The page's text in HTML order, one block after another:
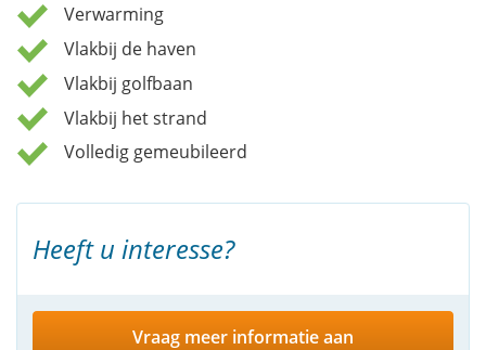
Verwarming
Vlakbij de haven
Vlakbij golfbaan
Vlakbij het strand
Volledig gemeubileerd
Heeft u interesse?
Vraag meer informatie aan